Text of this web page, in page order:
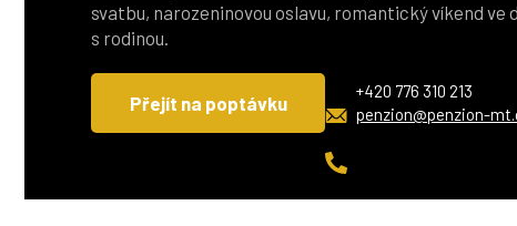
svatbu, narozeninovou oslavu, romantický víkend ve
s rodinou.
Přejít na poptávku
+420 776 310 213
penzion@penzion-